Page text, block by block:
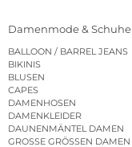
Damenmode & Schuhe
BALLOON / BARREL JEANS
BIKINIS
BLUSEN
CAPES
DAMENHOSEN
DAMENKLEIDER
DAUNENMÄNTEL DAMEN
GROSSE GRÖSSEN DAMEN